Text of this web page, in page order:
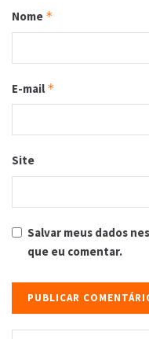
Nome *
E-mail *
Site
Salvar meus dados
que eu comentar.